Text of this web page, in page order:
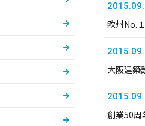
欧州No.
大阪建築
創業50周